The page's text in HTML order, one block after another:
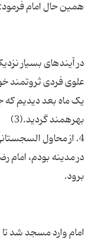
در آینده‏ای بسیار
یک ماه بعد دیدیم
4. از محاول
در مدینه بودم، امام
امام وارد مسجد شد تا